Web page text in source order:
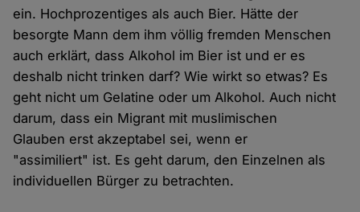
ein. Hochprozentiges als auch Bier. Hätte der
besorgte Mann dem ihm völlig fremden Menschen
auch erklärt, dass Alkohol im Bier ist und er es
deshalb nicht trinken darf? Wie wirkt so etwas? Es
geht nicht um Gelatine oder um Alkohol. Auch nicht
darum, dass ein Migrant mit muslimischen
Glauben erst akzeptabel sei, wenn er
"assimiliert" ist. Es geht darum, den Einzelnen als
individuellen Bürger zu betrachten.